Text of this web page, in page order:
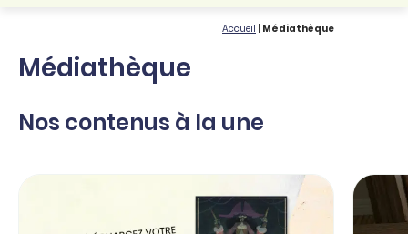
Accueil Médiathèque
Médiathèque
Nos contenus à la une